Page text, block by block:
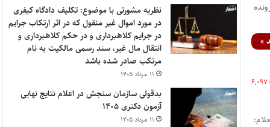
نظریه : ۷/۱۴۰۳/۸۳ شماره پرونده
»
۶,۰۹۷
: ۱۴۰۲-۱۶۸-439ک تاریخ نظریه : ۱۴۰۲/۱۱/۳۰ استعلام:
نظریه مشورتی با موضوع: تکلیف دادگاه کیفری
در مورد اموال غیر منقول که در اثر ارتکاب جرایم
در جرایم کلاهبرداری و در حکم کلاهبرداری و
انتقال مال غیر، سند رسمی مالکیت به نام
مرتکب صادر شده باشد
۱۱ مرداد ۱۴۰۵
بدقولی سازمان سنجش در اعلام نتایج نهایی
آزمون دکتری ۱۴۰۵
۱۱ مرداد ۱۴۰۵